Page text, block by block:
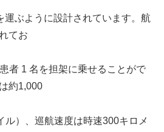
運ぶように設計されています。航
てお
者 1 名を担架に乗せることがで
約1,000
ル）、巡航速度は時速300キロメ